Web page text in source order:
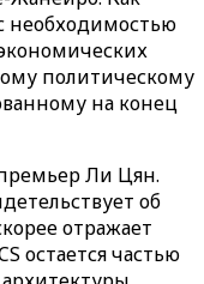
необходимостью
политическому
на конец
Ли Цян.
об
отражает
остается частью